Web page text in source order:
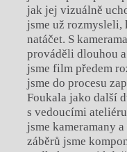
jak jej vizuálně
jsme už rozmysleli,
natáčet. S
prováděli dlouhou
jsme film předem
jsme do procesu
Foukala jako další
s vedoucími
jsme kameramany
záběrů jsme